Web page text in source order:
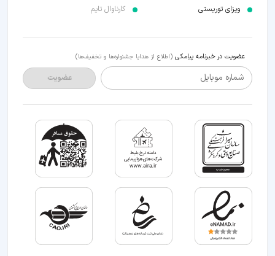
ویزای توریستی
کارناوال تایم
عضویت در خبرنامه پیامکی (اطلاع از هدایا جشنواره‌ها و تخفیف‌ها)
شماره موبایل عضویت